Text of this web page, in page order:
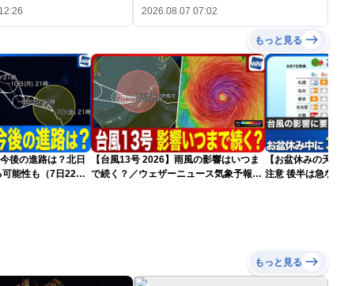
2026.08.07 07:02
もっと見る
後の進路は？北日
能性も（7日22時
【台風13号 2026】雨風の影響はいつま
で続く？／ウェザーニュース気象予報士
【お盆休みの天気
注意 後半は急な雷
もっと見る